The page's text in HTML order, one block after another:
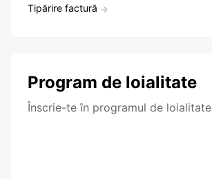
Tipărire factură
Program de loialitate
Înscrie-te în programul de loialitate